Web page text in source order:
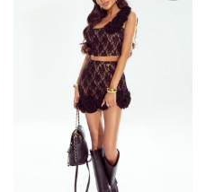
Dodaj do
ulubionych